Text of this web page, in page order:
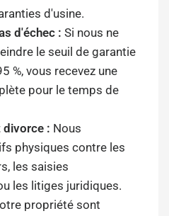
d'usine.
d'échec : Si nous ne
le seuil de garantie
%, vous recevez une
pour le temps de
divorce : Nous
physiques contre les
les saisies
les litiges juridiques.
propriété sont